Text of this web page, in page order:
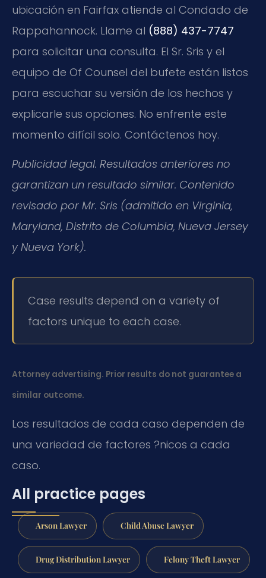
ubicación en Fairfax atiende al Condado de
Rappahannock. Llame al (888) 437-7747
para solicitar una consulta. El Sr. Sris y el
equipo de Of Counsel del bufete están listos
para escuchar su versión de los hechos y
explicarle sus opciones. No enfrente este
momento difícil solo. Contáctenos hoy.
Publicidad legal. Resultados anteriores no
garantizan un resultado similar. Contenido
revisado por Mr. Sris (admitido en Virginia,
Maryland, Distrito de Columbia, Nueva Jersey
y Nueva York).
Case results depend on a variety of
factors unique to each case.
Attorney advertising. Prior results do not guarantee a
similar outcome.
Los resultados de cada caso dependen de
una variedad de factores ?nicos a cada
caso.
All practice pages
Arson Lawyer Child Abuse Lawyer
Drug Distribution Lawyer Felony Theft Lawyer